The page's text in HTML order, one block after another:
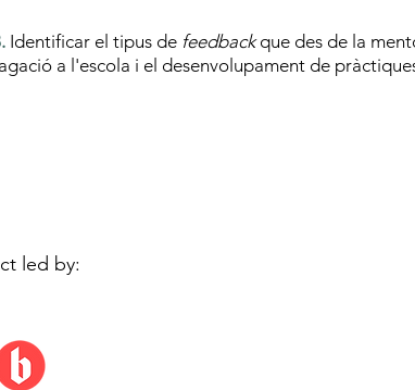
Identificar el tipus de feedbackque des de la
a l'escola i el desenvolupament de
led by: